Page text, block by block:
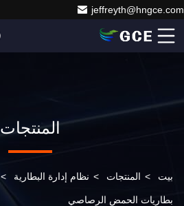
jeffreyth@hngce.com
المنتجات
بيت > المنتجات > نظام إدارة البطارية >
بطاريات الحمض الرصاصي